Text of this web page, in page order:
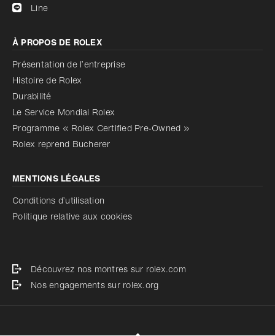
Line
À PROPOS DE ROLEX
Présentation de l’entreprise
Histoire de Rolex
Durabilité
Le Service Mondial Rolex
Programme « Rolex Certified Pre‑Owned »
Rolex reprend Bucherer
MENTIONS LÉGALES
Conditions d’utilisation
Politique relative aux cookies
Découvrez nos montres sur rolex.com
Nos engagements sur rolex.org